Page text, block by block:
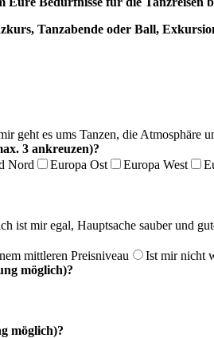
Tanzabende oder Ball,
geht es ums Tanzen, die Atmosphäre
3 ankreuzen)?
Nord Europa Ost Europa West
ist mir egal, Hauptsache sauber und
mittleren Preisniveau
Ist mir nicht
möglich)?
möglich)?